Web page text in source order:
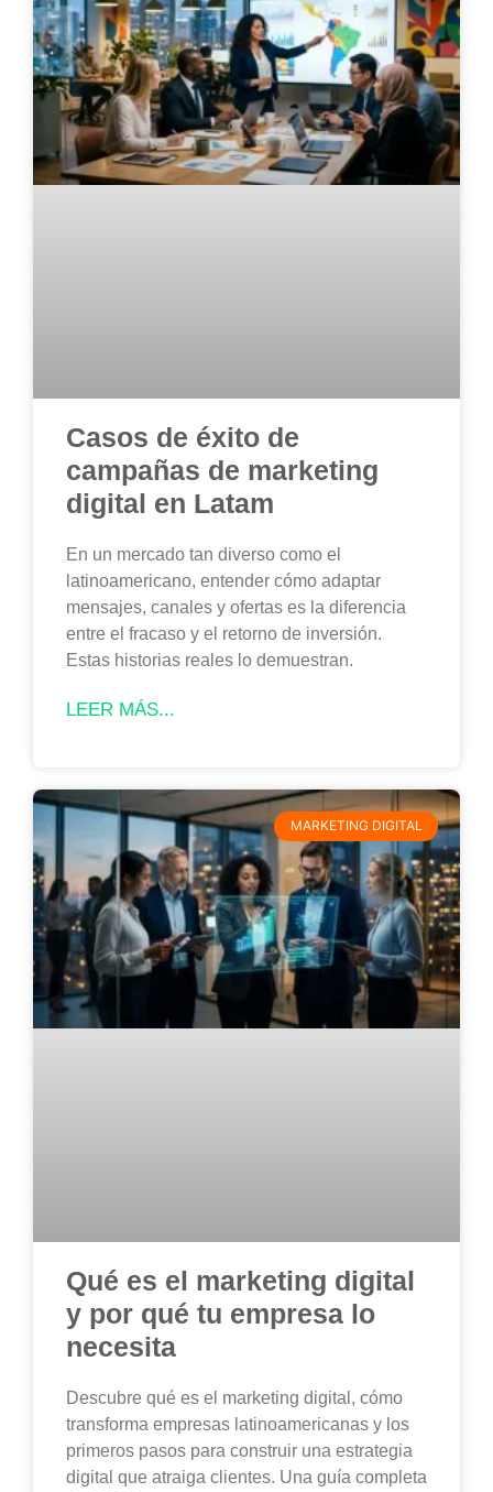
Casos de éxito de
campañas de marketing
digital en Latam
En un mercado tan diverso como el
latinoamericano, entender cómo adaptar
mensajes, canales y ofertas es la diferencia
entre el fracaso y el retorno de inversión.
Estas historias reales lo demuestran.
LEER MÁS...
MARKETING DIGITAL
Qué es el marketing digital
y por qué tu empresa lo
necesita
Descubre qué es el marketing digital, cómo
transforma empresas latinoamericanas y los
primeros pasos para construir una estrategia
digital que atraiga clientes. Una guía completa